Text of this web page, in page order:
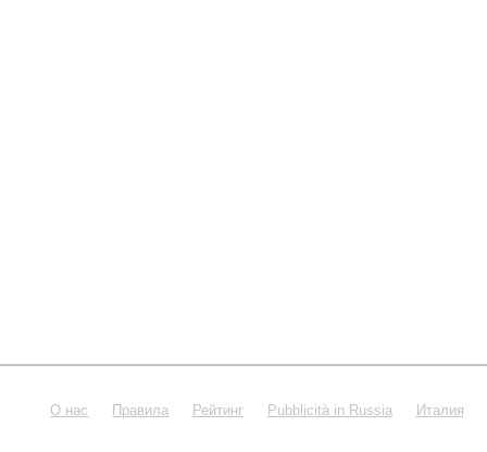
О нас Правила Рейтинг Pubblicità in Russia Италия